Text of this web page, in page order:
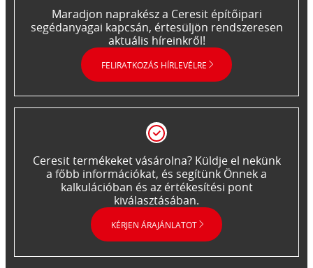
Maradjon naprakész a Ceresit építőipari
segédanyagai kapcsán, értesüljön rendszeresen
aktuális híreinkről!
FELIRATKOZÁS HÍRLEVÉLRE
Ceresit termékeket vásárolna? Küldje el nekünk
a főbb információkat, és segítünk Önnek a
kalkulációban és az értékesítési pont
kiválasztásában.​
KÉRJEN ÁRAJÁNLATOT